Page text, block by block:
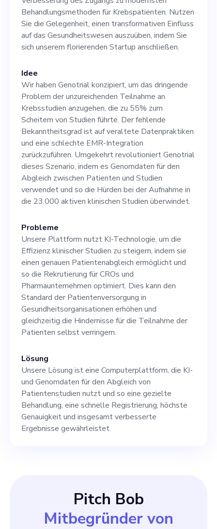
Erfahrung in den Bereichen
maschinelles Lernen,
genomische Datenanalyse
und Integration
elektronischer
Patientenakten wäre von
großem Vorteil. Vor allem
aber schätzen wir das
Engagement für unsere
Mission: die Verbesserung
des Zugangs zu modernsten
Krebspatienten. Nutzen Sie
die Gelegenheit, einen
transformativen Einfluss auf
das Gesundheitswesen
auszuüben, indem Sie sich
unserem florierenden
Startup anschließen.
Behandlungsmethoden für Krebspatienten. Nutzen
Sie die Gelegenheit, einen transformativen Einfluss
auf das Gesundheitswesen auszuüben, indem Sie
sich unserem florierenden Startup anschließen.
Idee
Wir haben Genotrial konzipiert, um das dringende
Problem der unzureichenden Teilnahme an
Krebsstudien anzugehen, die zu 55% zum
Scheitern von Studien führte. Der fehlende
Bekanntheitsgrad ist auf veraltete Datenpraktiken
und eine schlechte EMR-Integration
zurückzuführen. Umgekehrt revolutioniert Genotrial
dieses Szenario, indem es Genomdaten für den
Abgleich zwischen Patienten und Studien
verwendet und so die Hürden bei der Aufnahme in
die 23.000 aktiven klinischen Studien überwindet.
Probleme
Unsere Plattform nutzt KI-Technologie, um die
Effizienz klinischer Studien zu steigern, indem sie
einen genauen Patientenabgleich ermöglicht und
so die Rekrutierung für CROs und
Pharmaunternehmen optimiert. Dies kann den
Standard der Patientenversorgung in
Gesundheitsorganisationen erhöhen und
gleichzeitig die Hindernisse für die Teilnahme der
Patienten selbst verringern.
Lösung
Unsere Lösung ist eine Computerplattform, die KI-
und Genomdaten für den Abgleich von
Patientenstudien nutzt und so eine gezielte
Behandlung, eine schnelle Registrierung, höchste
Genauigkeit und insgesamt verbesserte
Ergebnisse gewährleistet.
Pitch Bob
Mitbegründer von